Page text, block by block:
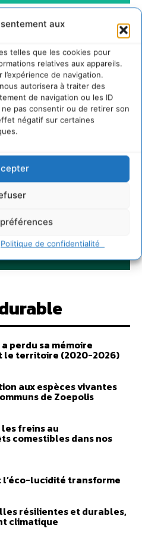
aux
telles que les cookies pour
relatives aux appareils.
de navigation.
autorisera à traiter des
de navigation ou les ID
pas consentir ou de retirer son
négatif sur certaines
Politique de confidentialité
perdu sa mémoire
le territoire (2020-2026)
aux espèces vivantes
de Zoepolis
freins au
comestibles dans nos
l’éco-lucidité transforme
résilientes et durables,
climatique